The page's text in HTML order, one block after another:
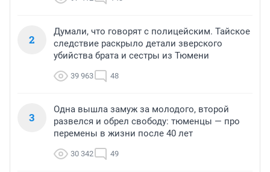
2
Думали, что говорят с полицейским. Тайское
следствие раскрыло детали зверского
убийства брата и сестры из Тюмени
39 963 48
3
Одна вышла замуж за молодого, второй
развелся и обрел свободу: тюменцы — про
перемены в жизни после 40 лет
30 342 49